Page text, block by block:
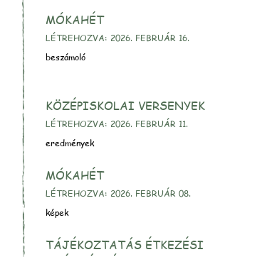
MÓKAHÉT
LÉTREHOZVA: 2026. FEBRUÁR 16.
beszámoló
KÖZÉPISKOLAI VERSENYEK
LÉTREHOZVA: 2026. FEBRUÁR 11.
eredmények
MÓKAHÉT
LÉTREHOZVA: 2026. FEBRUÁR 08.
képek
TÁJÉKOZTATÁS ÉTKEZÉSI